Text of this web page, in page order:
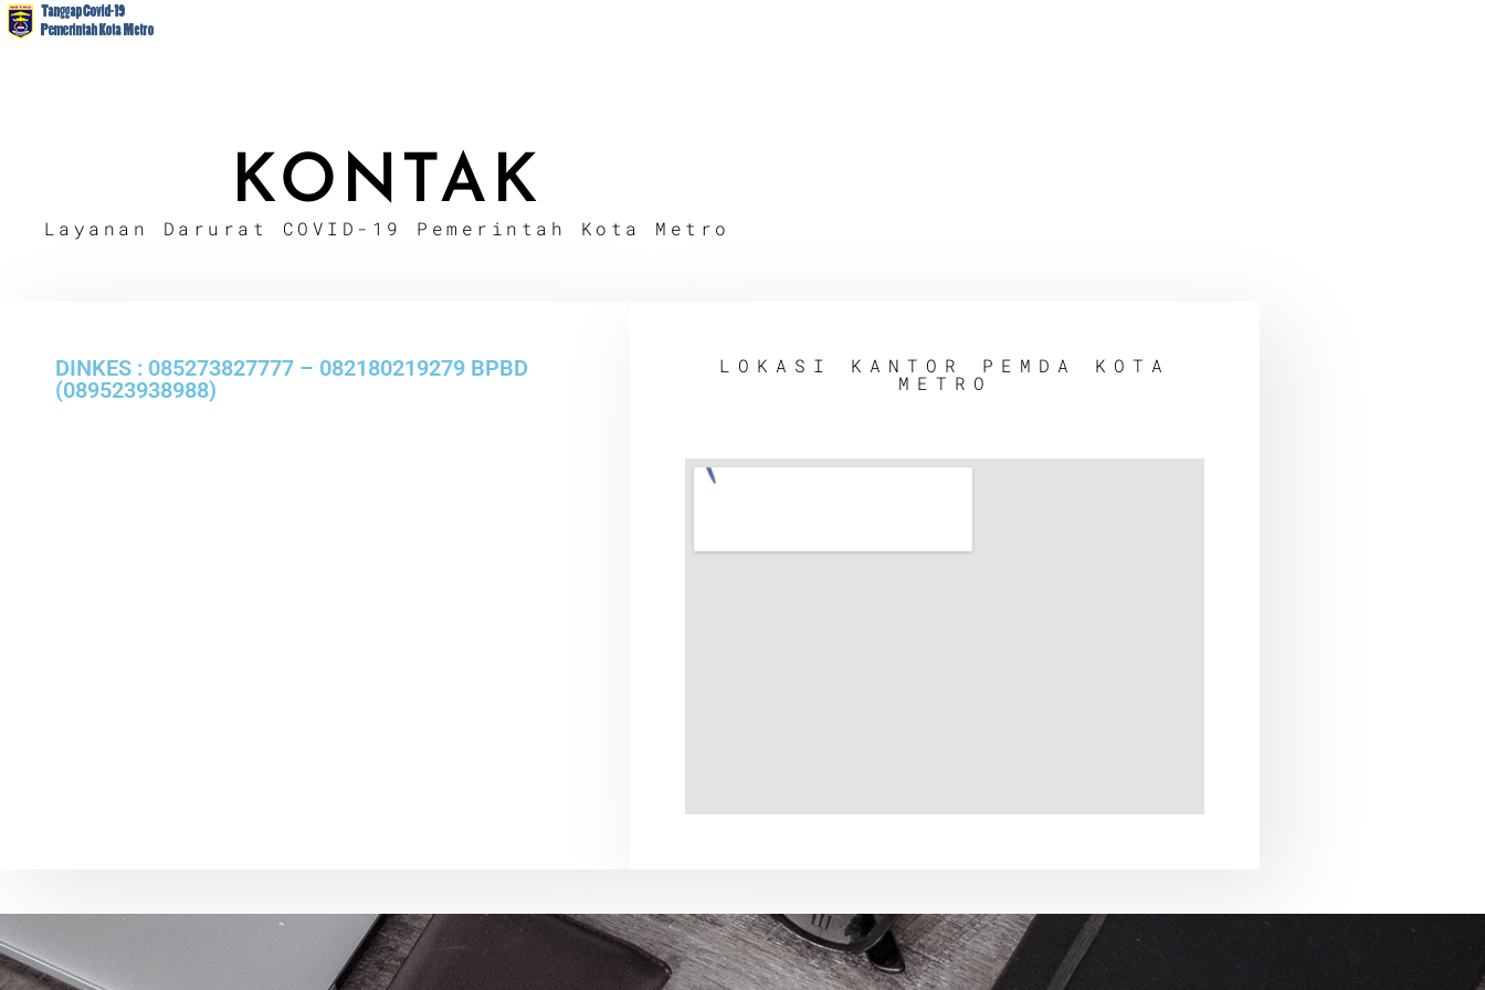
KONTAK
Layanan Darurat COVID-19 Pemerintah Kota Metro
DINKES : 085273827777 – 082180219279 BPBD
(089523938988)
LOKASI KANTOR PEMDA KOTA
METRO